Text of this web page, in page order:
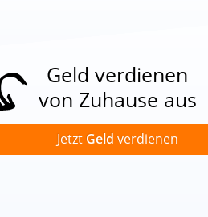
Geld verdienen
von Zuhause aus
Jetzt Geld verdienen